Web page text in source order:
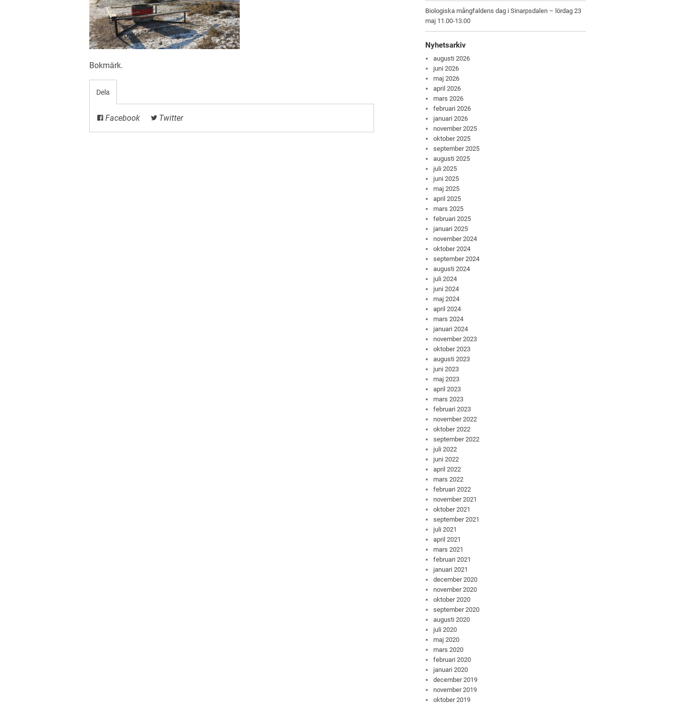
Bokmärk.
Dela
Facebook Twitter
Biologiska mångfaldens dag i Sinarpsdalen – lördag 23
maj 11.00-13.00
Nyhetsarkiv
augusti 2026
juni 2026
maj 2026
april 2026
mars 2026
februari 2026
januari 2026
november 2025
oktober 2025
september 2025
augusti 2025
juli 2025
juni 2025
maj 2025
april 2025
mars 2025
februari 2025
januari 2025
november 2024
oktober 2024
september 2024
augusti 2024
juli 2024
juni 2024
maj 2024
april 2024
mars 2024
januari 2024
november 2023
oktober 2023
augusti 2023
juni 2023
maj 2023
april 2023
mars 2023
februari 2023
november 2022
oktober 2022
september 2022
juli 2022
juni 2022
april 2022
mars 2022
februari 2022
november 2021
oktober 2021
september 2021
juli 2021
april 2021
mars 2021
februari 2021
januari 2021
december 2020
november 2020
oktober 2020
september 2020
augusti 2020
juli 2020
maj 2020
mars 2020
februari 2020
januari 2020
december 2019
november 2019
oktober 2019